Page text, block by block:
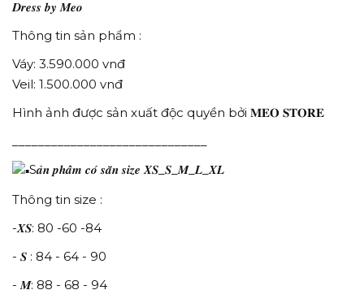
𝑫𝒓𝒆𝒔𝒔 𝒃𝒚 𝑴𝒆𝒐
Thông tin sản phẩm :
Váy: 3.590.000 vnđ
Veil: 1.500.000 vnđ
Hình ảnh được sản xuất độc quyền bởi 𝐌𝐄𝐎 𝐒𝐓𝐎𝐑𝐄
S𝒂̉𝒏 𝒑𝒉𝒂̂̉𝒎 𝒄𝒐́ 𝒔𝒂̆̃𝒏 𝒔𝒊𝒛𝒆 𝑿𝑺_𝑺_𝑴_𝑳_𝑿𝑳
Thông tin size :
-𝑿𝑺: 80 -60 -84
- 𝑺 : 84 - 64 - 90
- 𝑴: 88 - 68 - 94